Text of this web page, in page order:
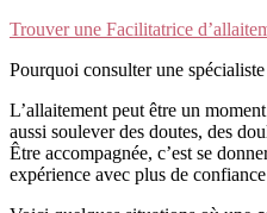
Trouver une Facilitatrice
Pourquoi consulter une
L’allaitement peut être un
aussi soulever des doutes, des
Être accompagnée, c’est se
expérience avec plus de